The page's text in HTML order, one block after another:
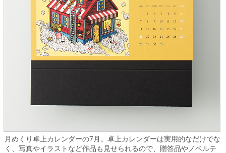
月めくり卓上カレンダーの7月。卓上カレンダーは実用的なだけでな
く、写真やイラストなど作品も見せられるので、贈答品やノベルテ